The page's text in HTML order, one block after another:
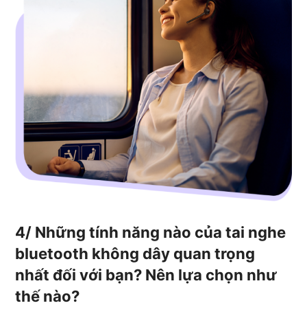
4/ Những tính năng nào của tai nghe
bluetooth không dây quan trọng
nhất đối với bạn? Nên lựa chọn như
thế nào?